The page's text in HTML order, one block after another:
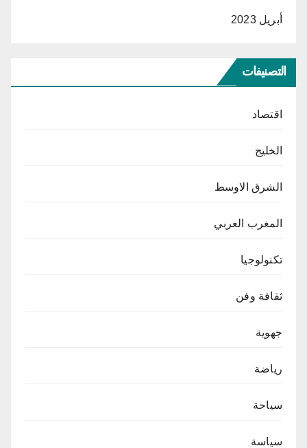
أبريل 2023
التصنيفات
اقتصاد
الخليج
الشرق الاوسط
المغرب العربي
تكنولوجيا
ثقافة وفن
جهوية
رياضة
سياحة
سياسة